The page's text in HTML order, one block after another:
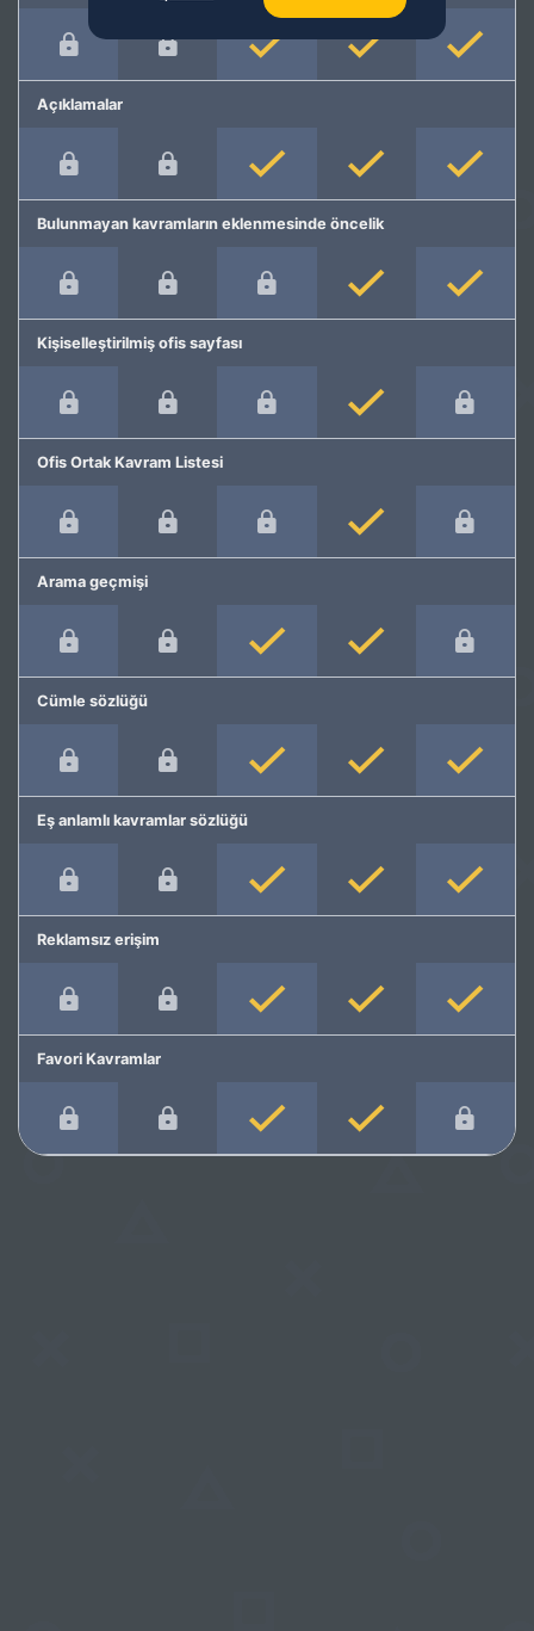
Açıklamalar
Bulunmayan kavramların eklenmesinde öncelik
Kişiselleştirilmiş ofis sayfası
Ofis Ortak Kavram Listesi
Arama geçmişi
Cümle sözlüğü
Eş anlamlı kavramlar sözlüğü
Reklamsız erişim
Favori Kavramlar